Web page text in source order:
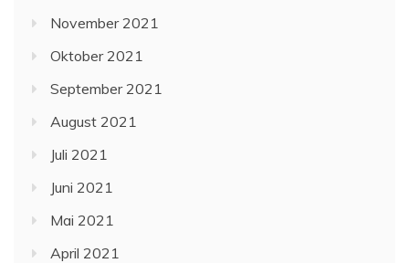
November 2021
Oktober 2021
September 2021
August 2021
Juli 2021
Juni 2021
Mai 2021
April 2021